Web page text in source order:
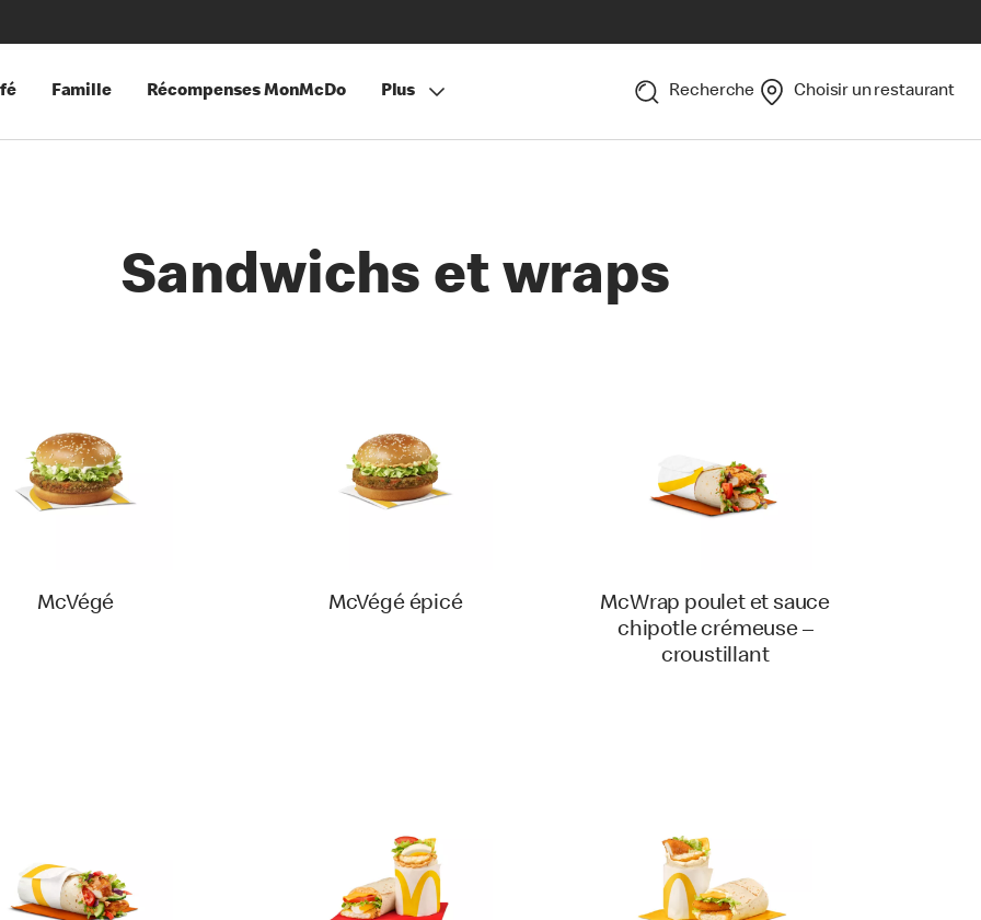
Famille Récompenses MonMcDo Plus Recherche Choisir un restaurant
Sandwichs et wraps
McVégé McVégé épicé
McWrap poulet et sauce
chipotle crémeuse –
croustillant